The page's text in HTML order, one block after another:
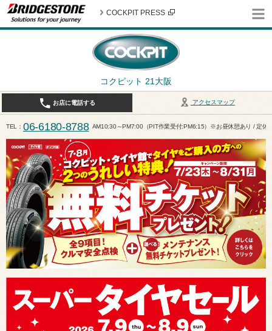
コクピット 21大阪
COCKPIT PRESS
アクセスマップ
お店に電話する
TEL 06-6180-8788 AM10:30～PM7:00（PIT作業受付:PM6:15）※お昼休憩あり / 定休